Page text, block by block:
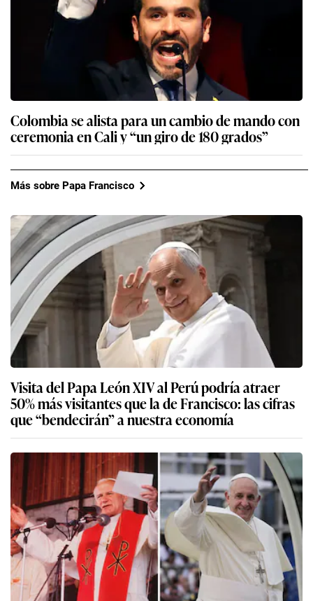
Colombia se alista para un cambio de mando con
ceremonia en Cali y “un giro de 180 grados”
Más sobre Papa Francisco
Visita del Papa León XIV al Perú podría atraer
50% más visitantes que la de Francisco: las cifras
que “bendecirán” a nuestra economía